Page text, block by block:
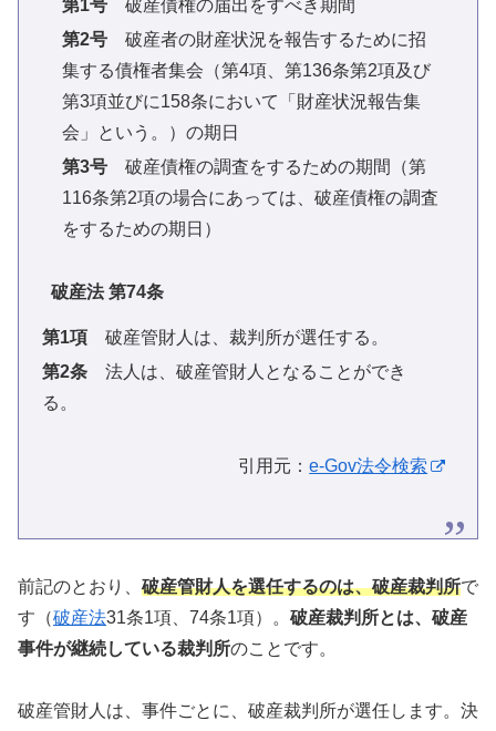
第1号破産債権の届出をすべき期間
第2号破産者の財産状況を報告するために招
集する債権者集会（第4項、第136条第2項及び
第3項並びに158条において「財産状況報告集
会」という。）の期日
第3号破産債権の調査をするための期間（第
116条第2項の場合にあっては、破産債権の調査
をするための期日）
破産法 第74条
第1項 破産管財人は、裁判所が選任する。
第2条 法人は、破産管財人となることができ
る。
引用元：e-Gov法令検索
前記のとおり、 破産管財人を選任するのは、破産裁判所で
す（破産法31条1項、74条1項）。 破産裁判所とは、破産
事件が継続している裁判所のことです。
破産管財人は、事件ごとに、破産裁判所が選任します。決